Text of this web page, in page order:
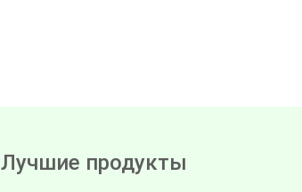
Лучшие продукты